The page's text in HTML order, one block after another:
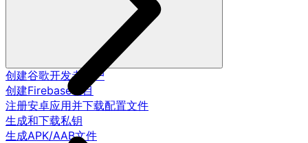
创建谷歌开发者账户
创建Firebase项目
注册安卓应用并下载配置文件
生成和下载私钥
生成APK/AAB文件